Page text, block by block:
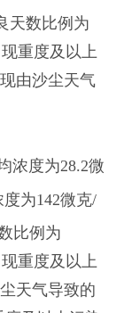
天数比例为
重度及以上
由沙尘天气
浓度为28.2微
为142微克/
比例为
重度及以上
天气导致的